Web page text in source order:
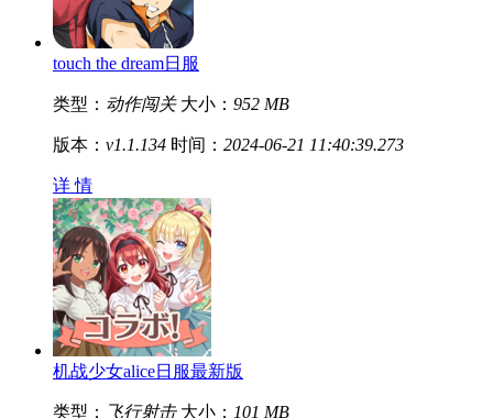
touch the dream日服
类型： 动作闯关 大小： 952 MB
版本： v1.1.134 时间： 2024-06-21 11:40:39.273
详 情
机战少女alice日服最新版
类型： 飞行射击 大小： 101 MB